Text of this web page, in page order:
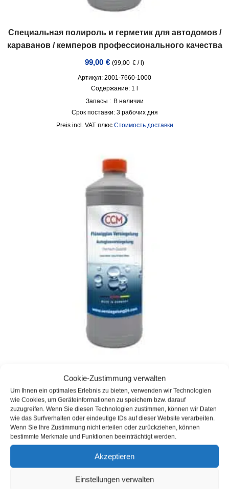
Cookie-Zustimmung verwalten
Um Ihnen ein optimales Erlebnis zu bieten, verwenden wir Technologien
wie Cookies, um Geräteinformationen zu speichern bzw. darauf
zuzugreifen. Wenn Sie diesen Technologien zustimmen, können wir Daten
wie das Surfverhalten oder eindeutige IDs auf dieser Website verarbeiten.
Wenn Sie Ihre Zustimmung nicht erteilen oder zurückziehen, können
bestimmte Merkmale und Funktionen beeinträchtigt werden.
Akzeptieren
Einstellungen verwalten
Специальная полироль и герметик для автодомов /
караванов / кемперов профессионального качества
99,00 € (99,00 € / )
Артикул: 2001-7660-1000
Содержание: 1 l
Запасы : В наличии
Срок поставки: 3 рабочих дня
incl. VAT плюс Стоимость доставки
профессионального качества
149,00 € (149,00 €/l)
Артикул: 1002-7601
Содержание: 1l
Запасы : В наличии
incl. VAT плюсСтоимость доставки